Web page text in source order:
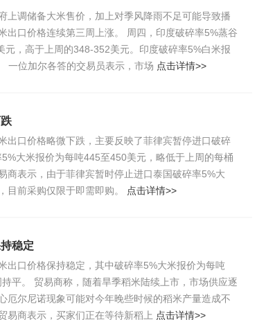
上调储备大米售价，加上对季风降雨不足可能导致播
出口价格连续第三周上涨。 周四，印度破碎率5%蒸谷
元，高于上周的348-352美元。印度破碎率5%白米报
一位加尔各答的交易员表示，市场 点击详情>>
出口价格略微下跌，主要反映了菲律宾暂停进口破碎
大米报价为每吨445至450美元，略低于上周的每桶
商表示，由于菲律宾暂时停止进口泰国破碎率5%大
目前采购仅限于即需即购。 点击详情>>
稳定
出口价格保持稳定，其中破碎率5%大米报价为每吨
平。 贸易商称，随着旱季稻米陆续上市，市场供应逐
厄尔尼诺现象可能对今年晚些时候的稻米产量造成不
易商表示，买家们正在等待新稻上 点击详情>>